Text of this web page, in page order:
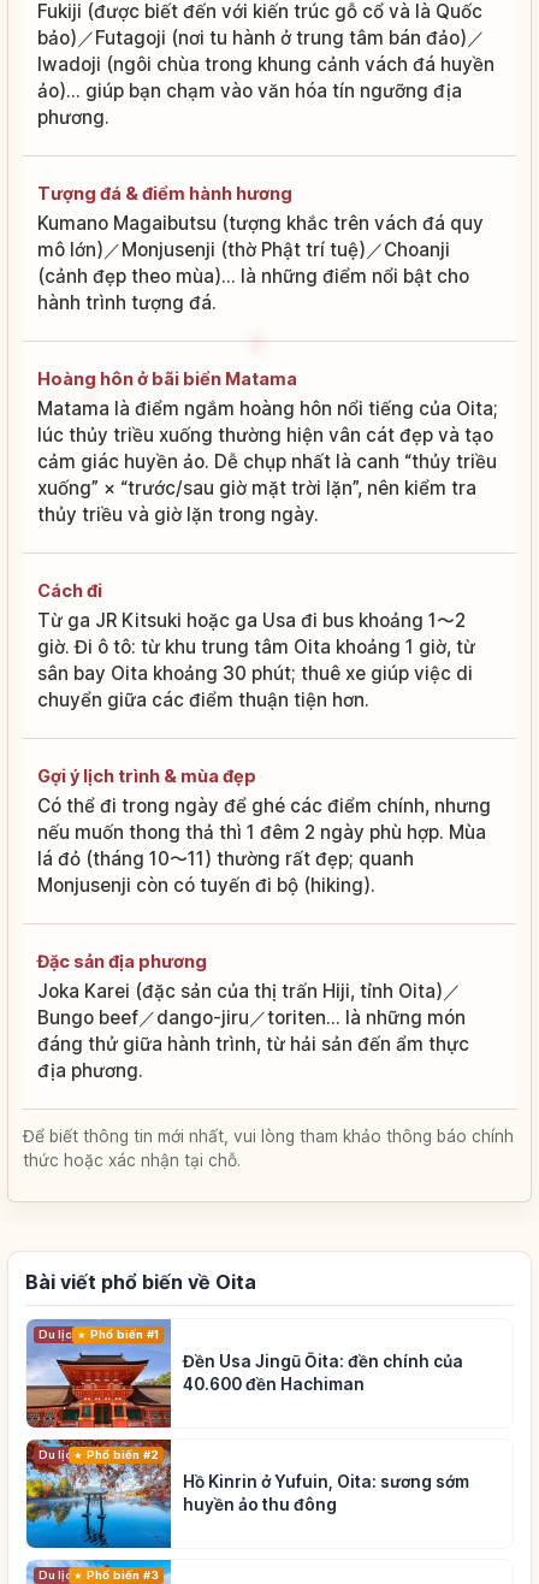
Fukiji (được biết đến với kiến trúc gỗ cổ và là Quốc
bảo)／Futagoji (nơi tu hành ở trung tâm bán đảo)／
Iwadoji (ngôi chùa trong khung cảnh vách đá huyền
ảo)... giúp bạn chạm vào văn hóa tín ngưỡng địa
phương.
Tượng đá & điểm hành hương
Kumano Magaibutsu (tượng khắc trên vách đá quy
mô lớn)／Monjusenji (thờ Phật trí tuệ)／Choanji
(cảnh đẹp theo mùa)... là những điểm nổi bật cho
hành trình tượng đá.
Hoàng hôn ở bãi biển Matama
Matama là điểm ngắm hoàng hôn nổi tiếng của Oita;
lúc thủy triều xuống thường hiện vân cát đẹp và tạo
cảm giác huyền ảo. Dễ chụp nhất là canh “thủy triều
xuống” × “trước/sau giờ mặt trời lặn”, nên kiểm tra
thủy triều và giờ lặn trong ngày.
Cách đi
Từ ga JR Kitsuki hoặc ga Usa đi bus khoảng 1〜2
giờ. Đi ô tô: từ khu trung tâm Oita khoảng 1 giờ, từ
sân bay Oita khoảng 30 phút; thuê xe giúp việc di
chuyển giữa các điểm thuận tiện hơn.
Gợi ý lịch trình & mùa đẹp
Có thể đi trong ngày để ghé các điểm chính, nhưng
nếu muốn thong thả thì 1 đêm 2 ngày phù hợp. Mùa
lá đỏ (tháng 10〜11) thường rất đẹp; quanh
Monjusenji còn có tuyến đi bộ (hiking).
Đặc sản địa phương
Joka Karei (đặc sản của thị trấn Hiji, tỉnh Oita)／
Bungo beef／dango-jiru／toriten... là những món
đáng thử giữa hành trình, từ hải sản đến ẩm thực
địa phương.
Để biết thông tin mới nhất, vui lòng tham khảo thông báo chính
thức hoặc xác nhận tại chỗ.
Bài viết phổ biến về Oita
Du lịch Phổ biến #1
Đền Usa Jingū Ōita: đền chính của
40.600 đền Hachiman
Du lịch Phổ biến #2
Hồ Kinrin ở Yufuin, Oita: sương sớm
huyền ảo thu đông
Du lịch Phổ biến #3